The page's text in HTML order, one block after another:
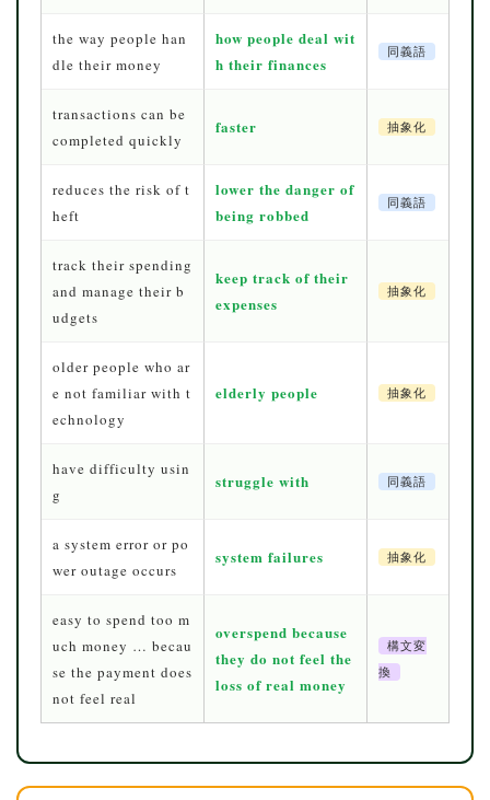
the way people han
dle their money
how people deal wit
h their finances
同義語
transactions can be
completed quickly
faster 抽象化
reduces the risk of t
heft
lower the danger of
being robbed
同義語
track their spending
and manage their b
udgets
keep track of their
expenses
抽象化
older people who ar
e not familiar with t
echnology
elderly people 抽象化
have difficulty usin
g
struggle with 同義語
a system error or po
wer outage occurs
system failures 抽象化
easy to spend too m
uch money … becau
se the payment does
not feel real
overspend because
they do not feel the
loss of real money
構文変
換